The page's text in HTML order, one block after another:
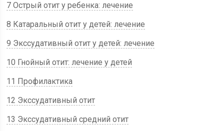
7 Острый отит у ребенка: лечение
8 Катаральный отит у детей: лечение
9 Экссудативный отит у детей: лечение
10 Гнойный отит: лечение у детей
11 Профилактика
12 Экссудативный отит
13 Экссудативный средний отит